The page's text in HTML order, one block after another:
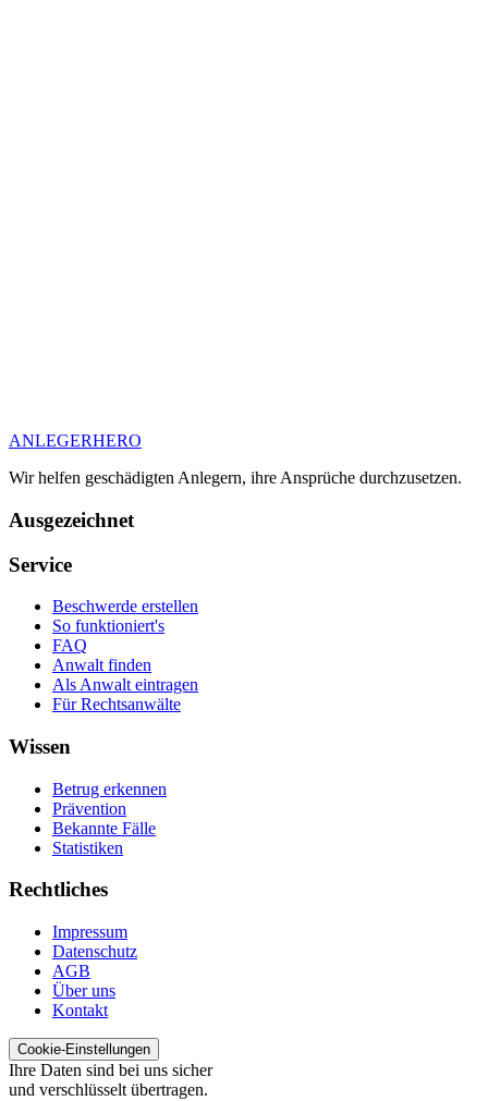
ANLEGERHERO
Wir helfen geschädigten Anlegern, ihre Ansprüche durchzusetzen.
Ausgezeichnet
Service
Beschwerde erstellen
So funktioniert's
FAQ
Anwalt finden
Als Anwalt eintragen
Für Rechtsanwälte
Wissen
Betrug erkennen
Prävention
Bekannte Fälle
Statistiken
Rechtliches
Impressum
Datenschutz
AGB
Über uns
Kontakt
Cookie-Einstellungen
Ihre Daten sind bei uns sicher
und verschlüsselt übertragen.